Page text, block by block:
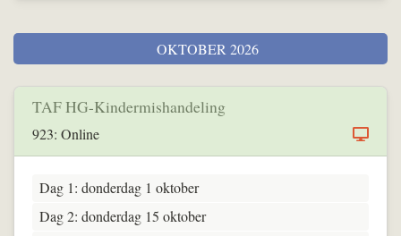
OKTOBER 2026
TAF HG-Kindermishandeling
923: Online
Dag 1: donderdag 1 oktober
Dag 2: donderdag 15 oktober